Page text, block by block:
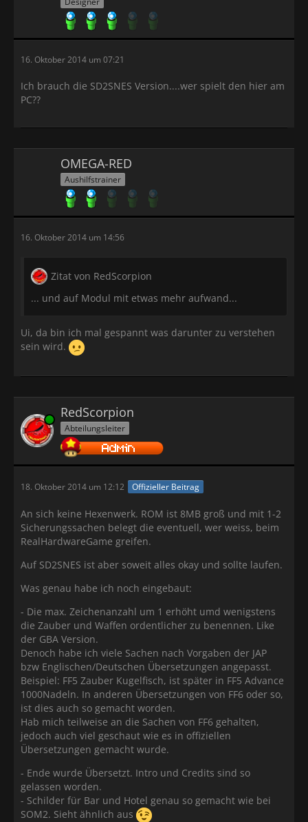
16. Oktober 2014 um 07:21
Ich brauch die SD2SNES Version....wer spielt den hier am
PC??
OMEGA-RED
Aushilfstrainer
16. Oktober 2014 um 14:56
Zitat von RedScorpion
... und auf Modul mit etwas mehr aufwand...
Ui, da bin ich mal gespannt was darunter zu verstehen
sein wird.
Online RedScorpion
Abteilungsleiter
18. Oktober 2014 um 12:12 Offizieller Beitrag
An sich keine Hexenwerk. ROM ist 8MB groß und mit 1-2
Sicherungssachen belegt die eventuell, wer weiss, beim
RealHardwareGame greifen.
Auf SD2SNES ist aber soweit alles okay und sollte laufen.
Was genau habe ich noch eingebaut:
- Die max. Zeichenanzahl um 1 erhöht umd wenigstens
die Zauber und Waffen ordentlicher zu benennen. Like
der GBA Version.
Denoch habe ich viele Sachen nach Vorgaben der JAP
bzw Englischen/Deutschen Übersetzungen angepasst.
Beispiel: FF5 Zauber Kugelfisch, ist später in FF5 Advance
1000Nadeln. In anderen Übersetzungen von FF6 oder so,
ist dies auch so gemacht worden.
Hab mich teilweise an die Sachen von FF6 gehalten,
jedoch auch viel geschaut wie es in offiziellen
Übersetzungen gemacht wurde.
- Ende wurde Übersetzt. Intro und Credits sind so
gelassen worden.
- Schilder für Bar und Hotel genau so gemacht wie bei
SOM2. Sieht ähnlich aus